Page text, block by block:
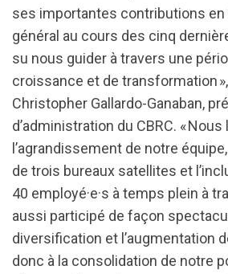
ses importantes contributions
général au cours des cinq
su nous guider à travers une
croissance et de transformation
Christopher Gallardo-Ganaban, pr
d’administration du CBRC. «
l’agrandissement de notre
de trois bureaux satellites et
40 employé·e·s à temps plein à
aussi participé de façon
diversification et l’augmentation
donc à la consolidation de notre